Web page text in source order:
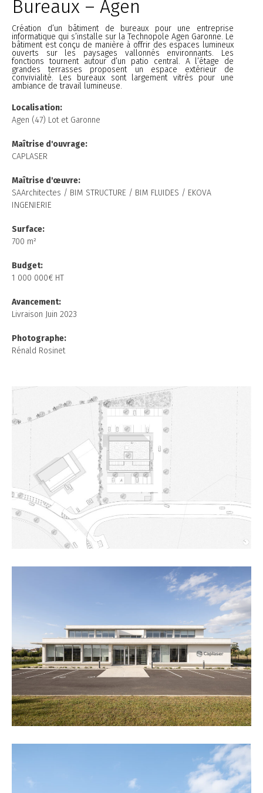
Bureaux – Agen
Création d’un bâtiment de bureaux pour une entreprise
informatique qui s’installe sur la Technopole Agen Garonne. Le
bâtiment est conçu de manière à offrir des espaces lumineux
ouverts sur les paysages vallonnés environnants. Les
fonctions tournent autour d’un patio central. A l’étage de
grandes terrasses proposent un espace extérieur de
convivialité. Les bureaux sont largement vitrés pour une
ambiance de travail lumineuse.
Localisation:
Agen (47) Lot et Garonne
Maîtrise d'ouvrage:
CAPLASER
Maîtrise d'œuvre:
SAArchitectes / BIM STRUCTURE / BIM FLUIDES / EKOVA
INGENIERIE
Surface:
700 m²
Budget:
1 000 000€ HT
Avancement:
Livraison Juin 2023
Photographe:
Rénald Rosinet